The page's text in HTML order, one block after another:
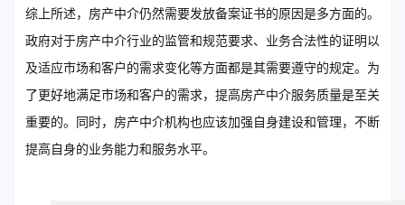
综上所述，房产中介仍然需要发放备案证书的原因是多方面的。
政府对于房产中介行业的监管和规范要求、业务合法性的证明以
及适应市场和客户的需求变化等方面都是其需要遵守的规定。为
了更好地满足市场和客户的需求，提高房产中介服务质量是至关
重要的。同时，房产中介机构也应该加强自身建设和管理，不断
提高自身的业务能力和服务水平。